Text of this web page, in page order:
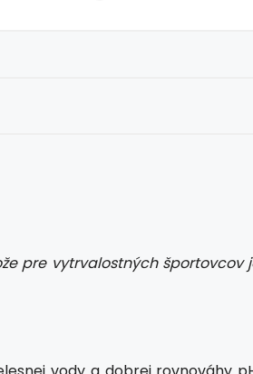
pre vytrvalostných športovcov